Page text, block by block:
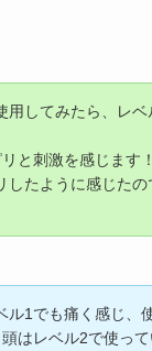
用してみたら、レ
と刺激を感じます！
したように感じた
1でも痛く感じ、
はレベル2で使って